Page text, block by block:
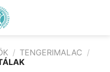
/ TENGERIMALAC /